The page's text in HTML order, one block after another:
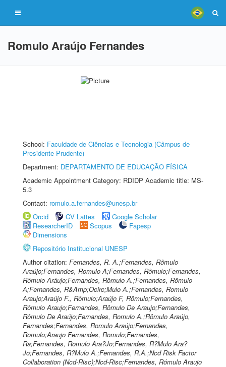
Romulo Araújo Fernandes
School: Faculdade de Ciências e Tecnologia (Câmpus de
Presidente Prudente)
Department: DEPARTAMENTO DE EDUCAÇÃO FÍSICA
Academic Appointment Category: RDIDP Academic title: MS-
5.3
Contact: romulo.a.fernandes@unesp.br
Orcid
CV Lattes
Google Scholar
ResearcherID
Scopus
Fapesp
Dimensions
Repositório Institucional UNESP
Author citation: Fernandes, R. A.;Fernandes, Rômulo
Araújo;Fernandes, Romulo A;Fernandes, Rômulo;Fernandes,
Rômulo Aráujo;Fernandes, Rômulo A.;Fernandes, Rômulo
A;Fernandes, R&Amp;Ocirc;Mulo A.;Fernandes, Romulo
Araujo;Araújo F., Rômulo;Araújo F, Rômulo;Fernandes,
Rômulo Araujo;Fernandes, Rômulo De Araujo;Fernandes,
Rômulo De Araújo;Fernandes, Romulo A.;Rômulo Araújo,
Fernandes;Fernandes, Romulo Araújo;Fernandes,
Romulo;Araujo Fernandes, Romulo;Fernandes,
Ra;Fernandes, Romulo Ara?Jo;Fernandes, R?Mulo Ara?
Jo;Fernandes, R?Mulo A.;Fernandes, R.A.;Ncd Risk Factor
Collaboration (Ncd-Risc);Ncd-Risc;Fernandes, Rómulo Araujo